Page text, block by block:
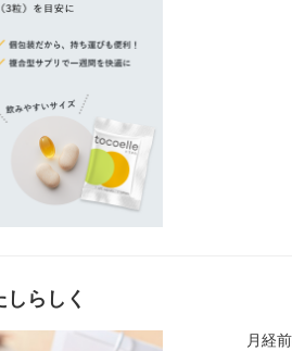
らしく
月経